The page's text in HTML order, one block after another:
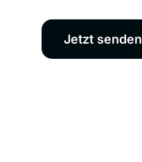
Jetzt senden